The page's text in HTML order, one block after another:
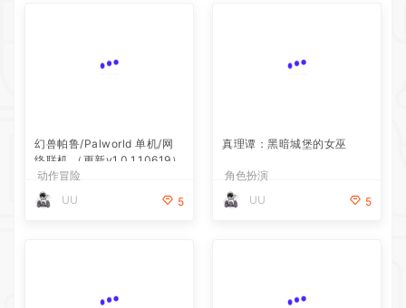
幻兽帕鲁/Palworld 单机/网
络联机 （更新v1.0.1.10619）
动作冒险
UU
5
真理谭：黑暗城堡的女巫
角色扮演
UU
5